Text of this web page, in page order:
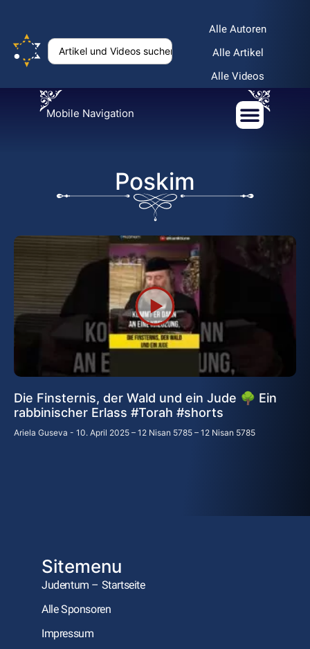
Alle Autoren
Alle Artikel
Alle Videos
Mobile Navigation
Poskim
Die Finsternis, der Wald und ein Jude 🌳 Ein
rabbinischer Erlass #Torah #shorts
Ariela Guseva 10. April 2025 – 12 Nisan 5785 – 12 Nisan 5785
Sitemenu
Judentum – Startseite
Alle Sponsoren
Impressum